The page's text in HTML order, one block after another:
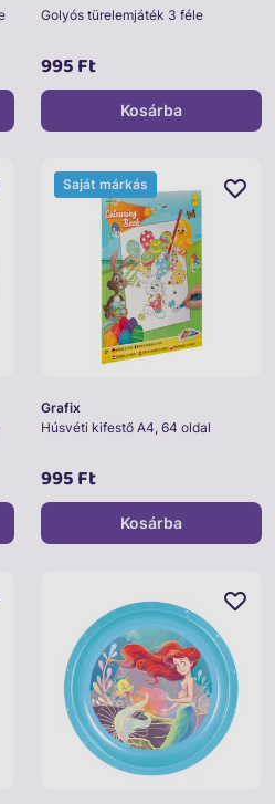
Golyós türelemjáték 3 féle
995 Ft
Kosárba
Grafix
Húsvéti kifestő A4, 64 oldal
995 Ft
Saját márkás
Kosárba